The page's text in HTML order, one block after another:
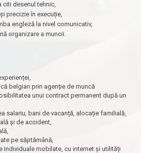
citi desenul tehnic,
precizie în execuție,
engleză la nivel comunicativ,
organizare a muncii.
belgian prin agenție de muncă
unui contract permanent după un
salariu, bani de vacanță, alocație familială,
și de accident,
pe săptămână,
individuale mobilate, cu internet și utilități